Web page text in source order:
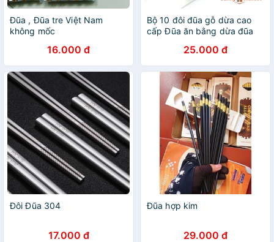
Đũa , Đũa tre Việt Nam
không mốc
16.000 đ
Bộ 10 đôi đũa gỗ dừa cao
cấp Đũa ăn bằng dừa đũa
25.000 đ
Đôi Đũa 304
17.000 đ
Đũa hợp kim
29.000 đ